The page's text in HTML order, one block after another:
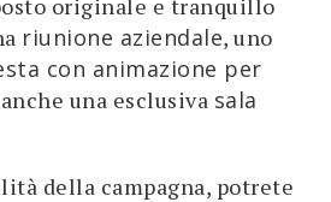
originale e tranquillo
riunione aziendale, uno
con animazione per
una esclusiva sala
della campagna, potrete